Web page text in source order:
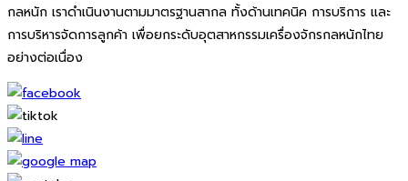
กลหนัก เราดำเนินงานตามมาตรฐานสากล ทั้งด้านเทคนิค การบริการ และ
การบริหารจัดการลูกค้า เพื่อยกระดับอุตสาหกรรมเครื่องจักรกลหนักไทย
อย่างต่อเนื่อง